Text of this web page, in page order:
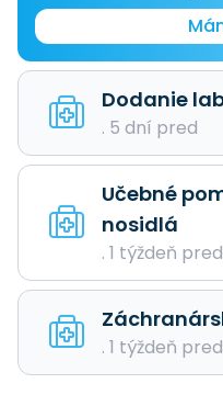
Dodanie
. 5 dní pred
Učebné
nosidlá
. 1 týždeň pred
. 1 týždeň pred